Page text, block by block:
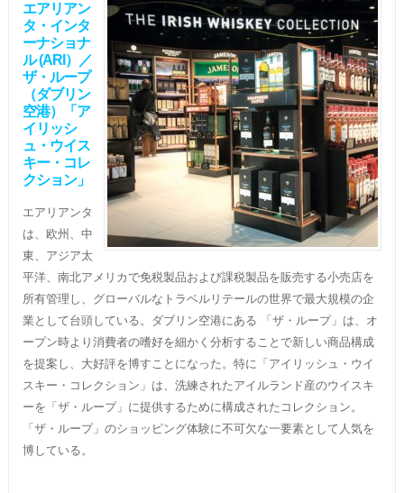
エアリアン
タ・インタ
ーナショナ
ル (ARI）／
ザ・ループ
（ダブリン
空港）「ア
イリッシ
ュ・ウイス
キー・コレ
クション」
エアリアンタ
は、欧州、中
東、アジア太
平洋、南北アメリカで免税製品および課税製品を販売する小売店を
所有管理し、グローバルなトラベルリテールの世界で最大規模の企
業として台頭している。ダブリン空港にある 「ザ・ループ」は、オ
ープン時より消費者の嗜好を細かく分析することで新しい商品構成
を提案し、大好評を博すことになった。特に「アイリッシュ・ウイ
スキー・コレクション」は、洗練されたアイルランド産のウイスキ
ーを「ザ・ループ」に提供するために構成されたコレクション。
「ザ・ループ」のショッピング体験に不可欠な一要素として人気を
博している。